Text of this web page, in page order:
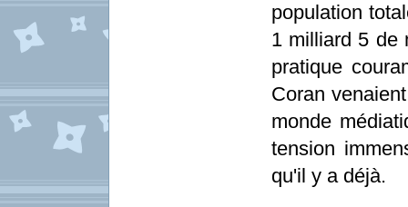
population
1 milliard 5 de
pratique
Coran
monde
tension
qu'il y a déjà.